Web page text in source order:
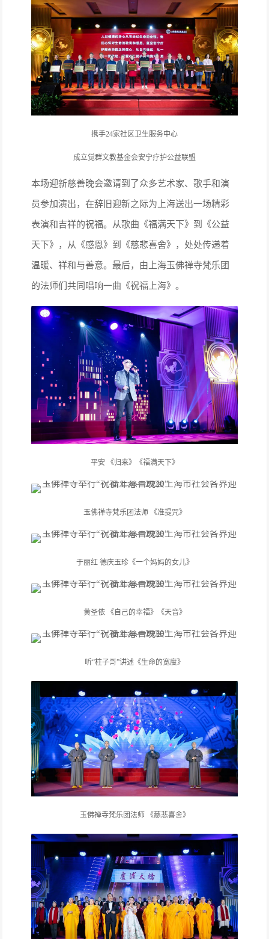
携手24家社区卫生服务中心
成立觉群文教基金会安宁疗护公益联盟
本场迎新慈善晚会邀请到了众多艺术家、歌手和演
员参加演出，在辞旧迎新之际为上海送出一场精彩
表演和吉祥的祝福。从歌曲《福满天下》到《公益
天下》，从《感恩》到《慈悲喜舍》，处处传递着
温暖、祥和与善意。最后，由上海玉佛禅寺梵乐团
的法师们共同唱响一曲《祝福上海》。
平安 《归来》《福满天下》
玉佛禅寺梵乐团法师 《准提咒》
于丽红 德庆玉珍《一个妈妈的女儿》
黄圣依 《自己的幸福》《天音》
听“柱子哥”讲述《生命的宽度》
玉佛禅寺梵乐团法师 《慈悲喜舍》